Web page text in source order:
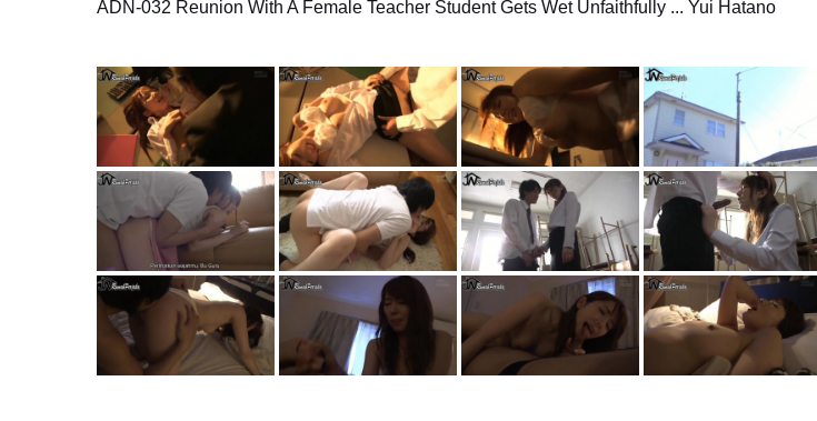
ADN-032 Reunion With A Female Teacher Student Gets Wet Unfaithfully ... Yui Hatano